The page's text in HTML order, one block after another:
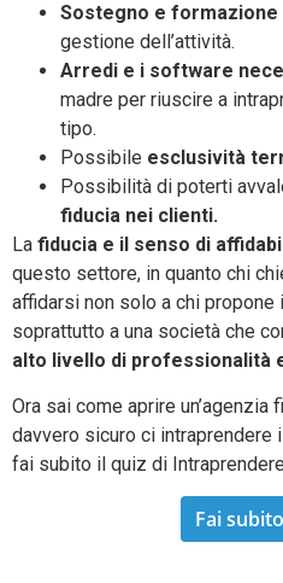
Sostegno e formazione
gestione dell’attività.
Arredi e i software
madre per riuscire a
tipo.
Possibile esclusività
Possibilità di poterti
fiducia nei clienti.
La fiducia e il senso di
questo settore, in quanto chi
affidarsi non solo a chi
soprattutto a una società che
alto livello di professionalità
Ora sai come aprire
davvero sicuro ci intraprendere
fai subito il quiz di Intraprendere
Fai